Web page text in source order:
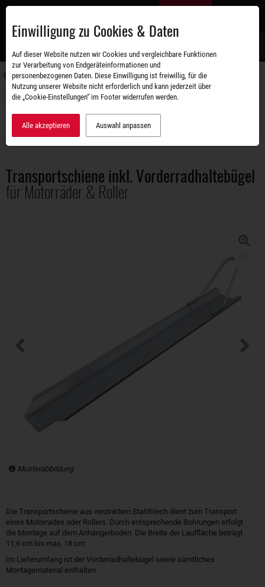
Zum
Transportschiene inkl. Vorderradhaltebügel für Motorräder & Roller
Transportschiene inkl. Vorderradhaltebügel
für Motorräder & Roller
Musterabbildung
Die Transportschiene aus verzinktem Stahlblech dient zum Transport
eines Motorrades oder Rollers. Durch entsprechende Bohrungen erfolgt
die Montage auf dem Anhängerboden. Die Breite der Lauffläche beträgt
11,6 cm bis max. 18 cm.
Im Lieferumfang ist der Vorderradhaltebügel sowie sämtliches
Montagematerial enthalten.
Einwilligung zu Cookies & Daten
Auf dieser Website nutzen wir Cookies und vergleichbare Funktionen
zur Verarbeitung von Endgeräteinformationen und
personenbezogenen Daten. Diese Einwilligung ist freiwillig, für die
Nutzung unserer Website nicht erforderlich und kann jederzeit über
die „Cookie-Einstellungen“ im Footer widerrufen werden.
Alle akzeptieren Auswahl anpassen